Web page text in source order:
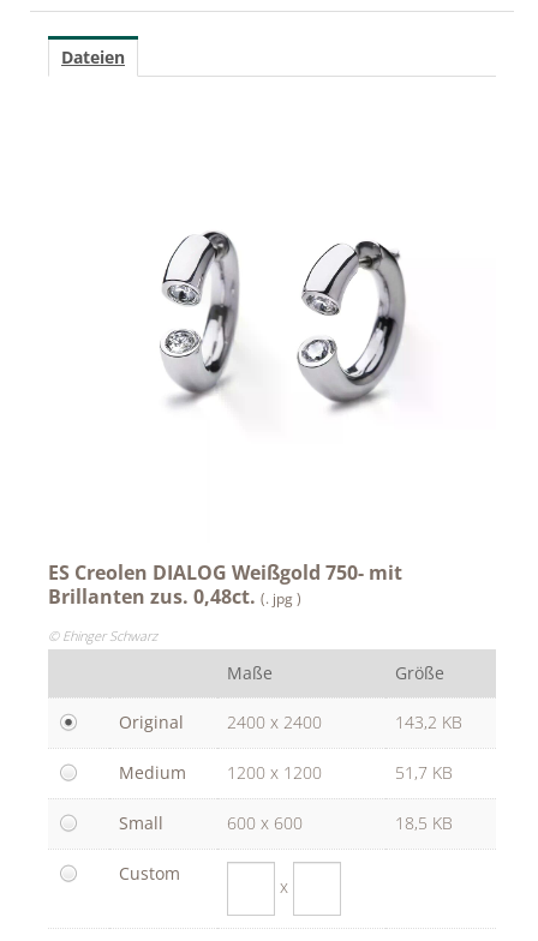
MEDIA
SPREAD Medleys
DOUGLAS x Rare Beauty
Dorotheum Juwelier
DUFTSTARS / The Fragrance Foundation Austria
Nägele & Strubell
PUIG
Rabanne
sh!ne by Dorotheum Juwelier
True Co.
VOSSEN
WELEDA
ÜBER
Dateien
ES Creolen DIALOG Weißgold 750- mit
Brillanten zus. 0,48ct. (. jpg )
© Ehinger Schwarz
Maße Größe
Original 2400 x 2400 143,2 KB
Medium 1200 x 1200 51,7 KB
Small 600 x 600 18,5 KB
Custom
x